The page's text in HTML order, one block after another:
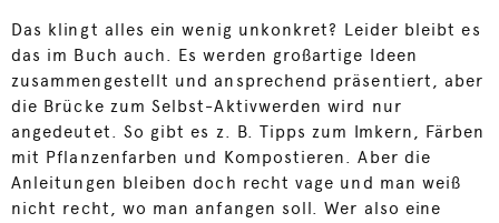
Das klingt alles ein wenig unkonkret? Leider bleibt es
das im Buch auch. Es werden großartige Ideen
zusammengestellt und ansprechend präsentiert, aber
die Brücke zum Selbst-Aktivwerden wird nur
angedeutet. So gibt es z. B. Tipps zum Imkern, Färben
mit Pflanzenfarben und Kompostieren. Aber die
Anleitungen bleiben doch recht vage und man weiß
nicht recht, wo man anfangen soll. Wer also eine